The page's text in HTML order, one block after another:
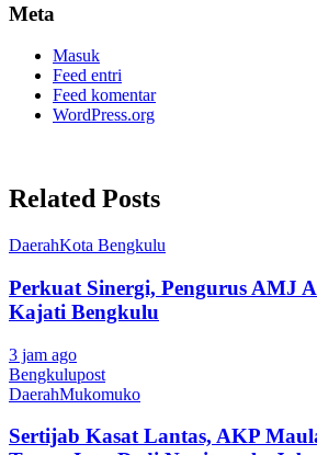
Meta
Masuk
Feed entri
Feed komentar
WordPress.org
Related Posts
DaerahKota Bengkulu
Perkuat Sinergi, Pengurus AMJ
Kajati Bengkulu
3 jam ago
Bengkulupost
DaerahMukomuko
Sertijab Kasat Lantas, AKP